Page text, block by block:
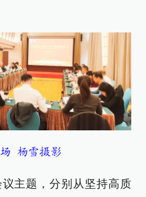
杨雪摄影
主题，分别从坚持高质